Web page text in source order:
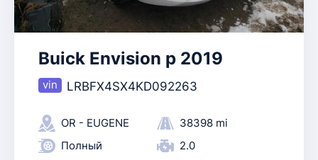
Buick Envision p 2019
LRBFX4SX4KD092263
OR - EUGENE
38398 mi
Полный
2.0